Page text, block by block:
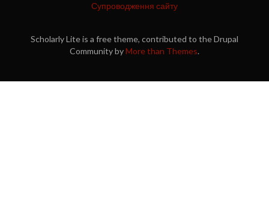
Супроводження сайту
Scholarly Lite is a free theme, contributed to the Drupal
Community byMore than Themes.